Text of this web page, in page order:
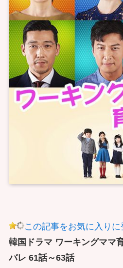
この記事をお気に入りに
韓国ドラマ ワーキングママ
バレ 61話～63話